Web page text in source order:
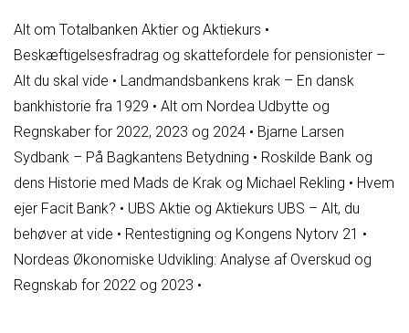
Alt om Totalbanken Aktier og Aktiekurs •
Beskæftigelsesfradrag og skattefordele for pensionister –
Alt du skal vide • Landmandsbankens krak – En dansk
bankhistorie fra 1929 • Alt om Nordea Udbytte og
Regnskaber for 2022, 2023 og 2024 • Bjarne Larsen
Sydbank – På Bagkantens Betydning • Roskilde Bank og
dens Historie med Mads de Krak og Michael Rekling • Hvem
ejer Facit Bank? • UBS Aktie og Aktiekurs UBS – Alt, du
behøver at vide • Rentestigning og Kongens Nytorv 21 •
Nordeas Økonomiske Udvikling: Analyse af Overskud og
Regnskab for 2022 og 2023 •